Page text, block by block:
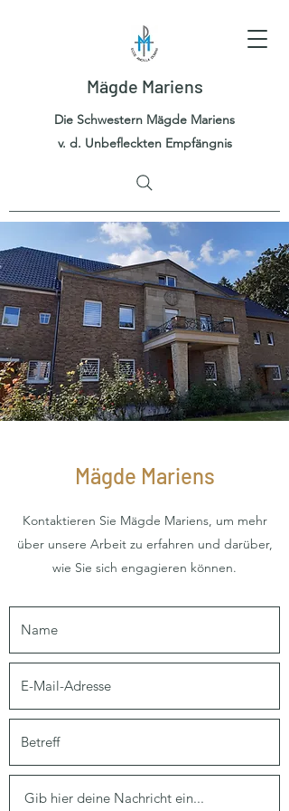
Mägde Mariens
Die Schwestern Mägde Mariens
v. d. Unbefleckten Empfängnis
Mägde Mariens
Kontaktieren Sie Mägde Mariens, um mehr
über unsere Arbeit zu erfahren und darüber,
wie Sie sich engagieren können.